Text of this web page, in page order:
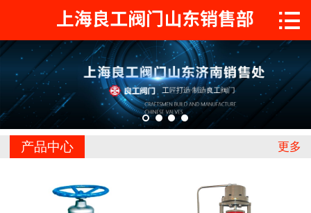
 首页
关于工良
产品中心
工程案例
联系我们

更多
产品中心